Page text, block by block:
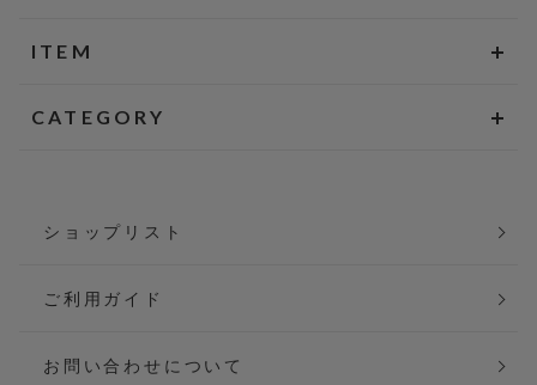
ITEM
CATEGORY
ショップリスト
ご利用ガイド
お問い合わせについて